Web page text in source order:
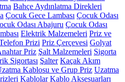
Bahçe Aydınlatma Direkleri
Çocuk Gece Lambası Çocuk Odası
Odası Abajuru Çocuk Odası
Elektrik Malzemeleri Priz ve
Prizi Priz Çerçevesi Golyat
Priz Şalt Malzemeleri Sigorta
Sigortası Şalter Kaçak Akım
Kablosu ve Grup Priz Uzatma
Kablolar Kablo Aksesuarları